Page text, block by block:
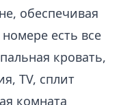
обеспечивая
есть все
кровать,
ТV, сплит
комната